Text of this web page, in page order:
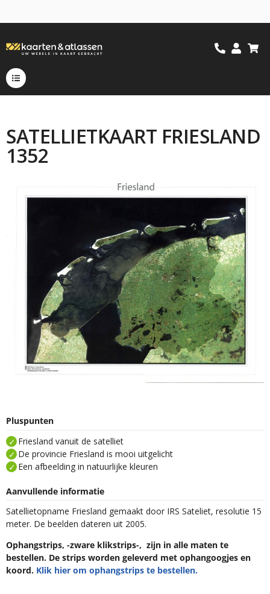
SATELLIETKAART FRIESLAND
1352
Pluspunten
Friesland vanuit de satelliet
De provincie Friesland is mooi uitgelicht
Een afbeelding in natuurlijke kleuren
Aanvullende informatie
Satellietopname Friesland gemaakt door IRS Sateliet, resolutie 15
meter. De beelden dateren uit 2005.
Ophangstrips, -zware klikstrips-, zijn in alle maten te
bestellen. De strips worden geleverd met ophangoogjes en
koord. Klik hier om ophangstrips te bestellen.